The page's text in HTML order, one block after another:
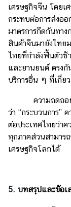
เศรษฐกิจจีน โดยเ
กระทบต่อการส่งอ
มาตรการกีดกันทาง
สินค้าจีนมายังไทย
ไทยที่กำลังฟื้นตัวช้
และยานยนต์ ตรงกั
บริการอื่น ๆ ที่เกี่ย
ความถดถอยขอ
ว่า “กระบวนการ”
ต่อประเทศไทยว่า
ทุกภาคส่วนสามาร
เศรษฐกิจโลกได้
5. บทสรุปและข้อเ